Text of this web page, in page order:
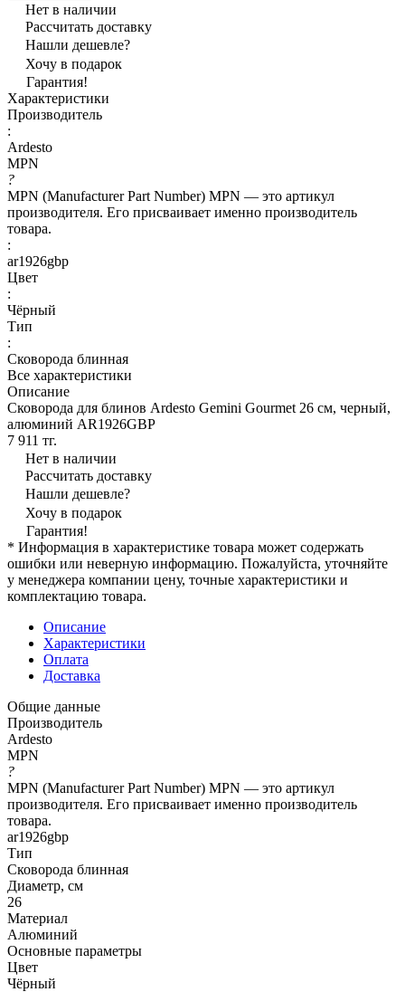
Нет в наличии
Рассчитать доставку
Нашли дешевле?
Хочу в подарок
Гарантия!
Характеристики
Производитель
:
Ardesto
MPN
?
MPN (Manufacturer Part Number) MPN — это артикул
производителя. Его присваивает именно производитель
товара.
:
ar1926gbp
Цвет
:
Чёрный
Тип
:
Сковорода блинная
Все характеристики
Описание
Сковорода для блинов Ardesto Gemini Gourmet 26 см, черный,
алюминий AR1926GBP
7 911 тг.
Нет в наличии
Рассчитать доставку
Нашли дешевле?
Хочу в подарок
Гарантия!
* Информация в характеристике товара может содержать
ошибки или неверную информацию. Пожалуйста, уточняйте
у менеджера компании цену, точные характеристики и
комплектацию товара.
Описание
Характеристики
Оплата
Доставка
Общие данные
Производитель
Ardesto
MPN
?
MPN (Manufacturer Part Number) MPN — это артикул
производителя. Его присваивает именно производитель
товара.
ar1926gbp
Тип
Сковорода блинная
Диаметр, см
26
Материал
Алюминий
Основные параметры
Цвет
Чёрный